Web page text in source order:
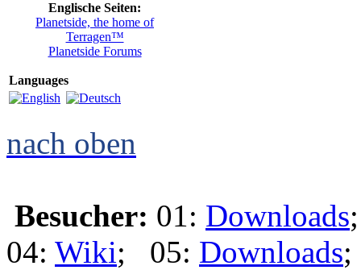
Englische Seiten:
Planetside, the home of
Terragen™
Planetside Forums
Languages
nach oben
Besucher: 01: Downloads
04: Wiki; 05: Downloads